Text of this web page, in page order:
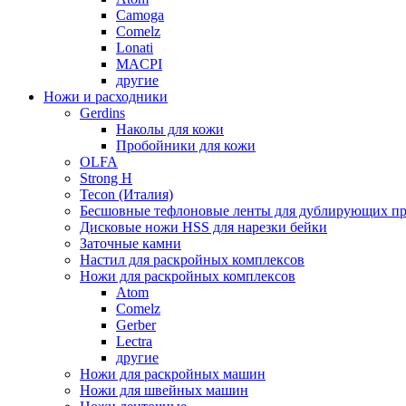
Camoga
Comelz
Lonati
MACPI
другие
Ножи и расходники
Gerdins
Наколы для кожи
Пробойники для кожи
OLFA
Strong H
Tecon (Италия)
Бесшовные тефлоновые ленты для дублирующих
Дисковые ножи HSS для нарезки бейки
Заточные камни
Настил для раскройных комплексов
Ножи для раскройных комплексов
Atom
Comelz
Gerber
Lectra
другие
Ножи для раскройных машин
Ножи для швейных машин